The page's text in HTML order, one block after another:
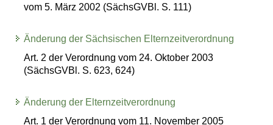
vom 5. März 2002 (SächsGVBl. S. 111)
Änderung der Sächsischen Elternzeitverordnung
Art. 2 der Verordnung vom 24. Oktober 2003
(SächsGVBl. S. 623, 624)
Änderung der Elternzeitverordnung
Art. 1 der Verordnung vom 11. November 2005